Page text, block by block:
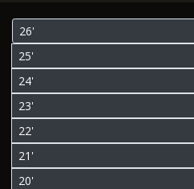
26'
25'
24'
23'
22'
21'
20'